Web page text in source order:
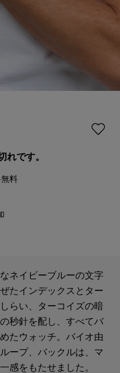
れです。
料
ネイビーブルーの文字
たインデックスとター
らい、ターコイズの暗
秒針を配し、すべてバ
たウォッチ。バイオ由
ープ、バックルは、マ
感をもたせました。